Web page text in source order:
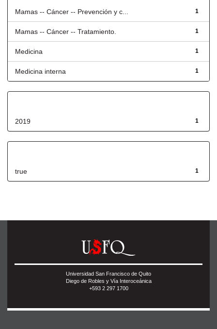
1
Mamas -- Cáncer -- Prevención y c...
1
Mamas -- Cáncer -- Tratamiento.
1
Medicina
1
Medicina interna
1
2019
1
true
Universidad San Francisco de Quito
Diego de Robles y Vía Interoceánica
+593 2 297 1700